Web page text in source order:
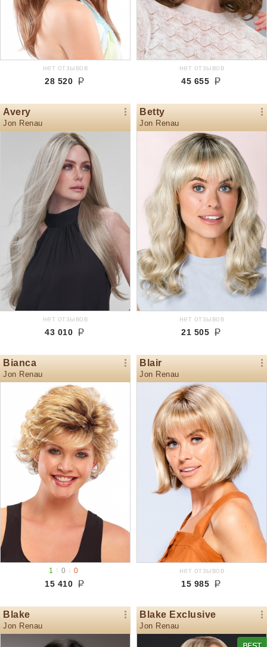
нет отзывов
28 520
нет отзывов
45 655
Avery
Jon Renau
нет отзывов
43 010
Betty
Jon Renau
нет отзывов
21 505
Bianca
Jon Renau
1 ↑0 ↓0
15 410
Blair
Jon Renau
нет отзывов
15 985
Blake
Jon Renau
Blake Exclusive
Jon Renau